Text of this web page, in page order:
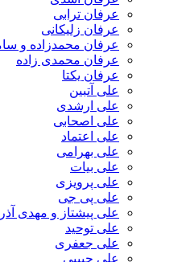
عرفان ترابی
عرفان زلیکانی
عرفان محمدزاده و
عرفان محمدی زاده
عرفان یکتا
علی آتبین
علی ارشدی
علی اصحابی
علی اعتماد
علی بهرامی
علی بیات
علی پرویزی
علی پی جی
علی پیشتاز و مهدی آذر
علی توحید
علی جعفری
علی حبیبی